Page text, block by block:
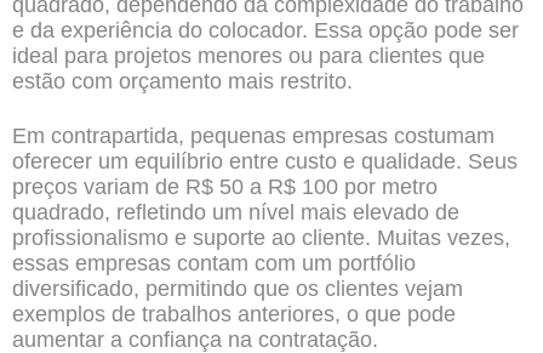
quadrado, dependendo da complexidade do trabalho
e da experiência do colocador. Essa opção pode ser
ideal para projetos menores ou para clientes que
estão com orçamento mais restrito.
Em contrapartida, pequenas empresas costumam
oferecer um equilíbrio entre custo e qualidade. Seus
preços variam de R$ 50 a R$ 100 por metro
quadrado, refletindo um nível mais elevado de
profissionalismo e suporte ao cliente. Muitas vezes,
essas empresas contam com um portfólio
diversificado, permitindo que os clientes vejam
exemplos de trabalhos anteriores, o que pode
aumentar a confiança na contratação.